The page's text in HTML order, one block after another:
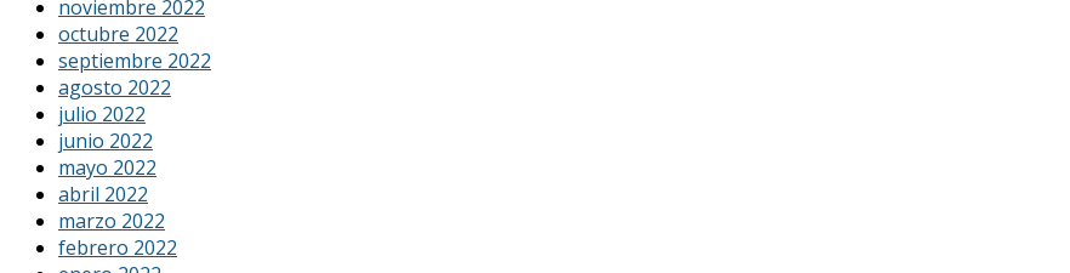
noviembre 2022
octubre 2022
septiembre 2022
agosto 2022
julio 2022
junio 2022
mayo 2022
abril 2022
marzo 2022
febrero 2022